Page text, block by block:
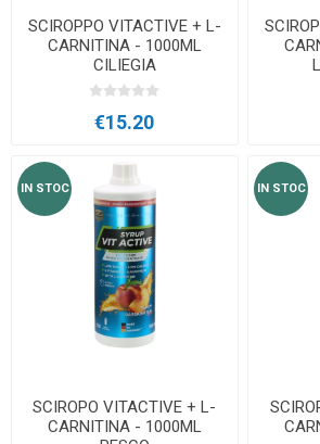
SCIROPPO VITACTIVE + L-
CARNITINA - 1000ML
CILIEGIA
€15.20
IN STOC
SCIROPO VITACTIVE + L-
CARNITINA - 1000ML
IN STOC